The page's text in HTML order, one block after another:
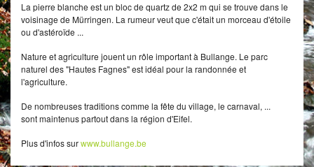
La pierre blanche est un bloc de quartz de 2x2 m qui se trouve dans le
voisinage de Mürringen. La rumeur veut que c'était un morceau d'étoile
ou d'astéroïde ...
Nature et agriculture jouent un rôle important à Bullange. Le parc
naturel des "Hautes Fagnes" est idéal pour la randonnée et
l'agriculture.
De nombreuses traditions comme la fête du village, le carnaval, ...
sont maintenus partout dans la région d'Eifel.
Plus d'infos surwww.bullange.be